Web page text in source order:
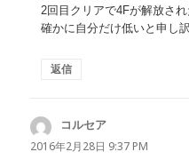
2回目クリアで4Fが解放さ
確かに自分だけ低いと申し
返信
コルセア
り:
2016年2月28日 9:37 PM